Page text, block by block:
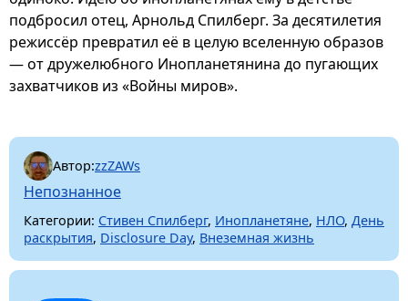
подбросил отец, Арнольд Спилберг. За десятилетия
режиссёр превратил её в целую вселенную образов
— от дружелюбного Инопланетянина до пугающих
захватчиков из «Войны миров».
Автор:zzZAWs
Непознанное
Категории: Стивен Спилберг, Инопланетяне, НЛО, День
раскрытия, Disclosure Day, Внеземная жизнь